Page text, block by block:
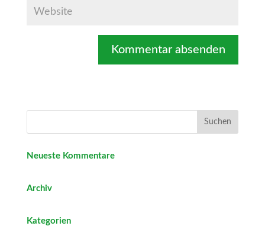
Neueste Kommentare
Archiv
Kategorien